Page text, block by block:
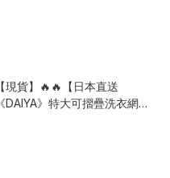
【現貨】🔥🔥【日本直送
《DAIYA》特大可摺疊洗衣網